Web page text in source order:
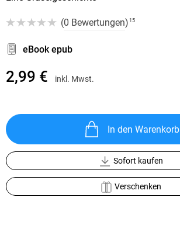
(0 Bewertungen) 15
eBook epub
2,99 € inkl. Mwst.
In den Warenkorb
Sofort kaufen
Verschenken